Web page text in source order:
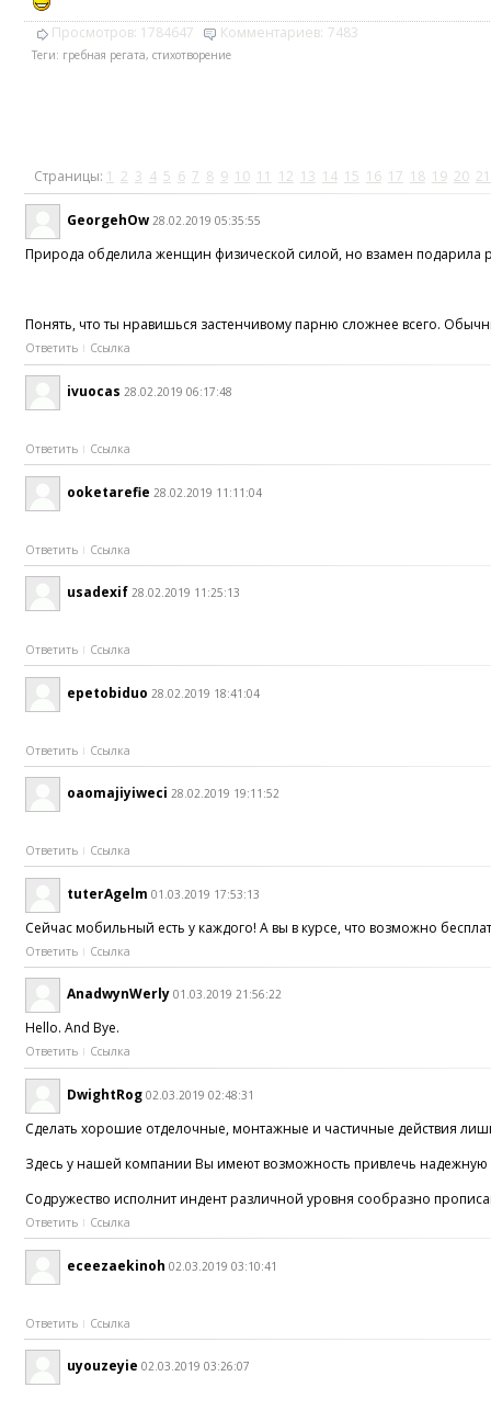
Просмотров: 1784647 Комментариев: 7483
Теги: гребная регата, стихотворение
Страницы: 1 2 3 4 5 6 7 8 9 10 11 12 13 14 15 16 17 18 19 20 21
GeorgehOw 28.02.2019 05:35:55
Природа обделила женщин физической силой, но взамен подарила
Понять, что ты нравишься застенчивому парню сложнее всего.
Ответить Ссылка
ivuocas 28.02.2019 06:17:48
Ответить Ссылка
ooketarefie 28.02.2019 11:11:04
Ответить Ссылка
usadexif 28.02.2019 11:25:13
Ответить Ссылка
epetobiduo 28.02.2019 18:41:04
Ответить Ссылка
oaomajiyiweci 28.02.2019 19:11:52
Ответить Ссылка
tuterAgelm 01.03.2019 17:53:13
Сейчас мобильный есть у каждого! А вы в курсе, что возможно
Ответить Ссылка
AnadwynWerly 01.03.2019 21:56:22
Hello. And Bye.
Ответить Ссылка
DwightRog 02.03.2019 02:48:31
Сделать хорошие отделочные, монтажные и частичные действия
Здесь у нашей компании Вы имеют возможность привлечь
Содружество исполнит индент различной уровня сообразно
Ответить Ссылка
eceezaekinoh 02.03.2019 03:10:41
Ответить Ссылка
uyouzeyie 02.03.2019 03:26:07